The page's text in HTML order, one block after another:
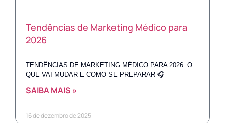
Tendências de Marketing Médico para
2026
TENDÊNCIAS DE MARKETING MÉDICO PARA 2026: O
QUE VAI MUDAR E COMO SE PREPARAR 🎧
SAIBA MAIS »
16 de dezembro de 2025